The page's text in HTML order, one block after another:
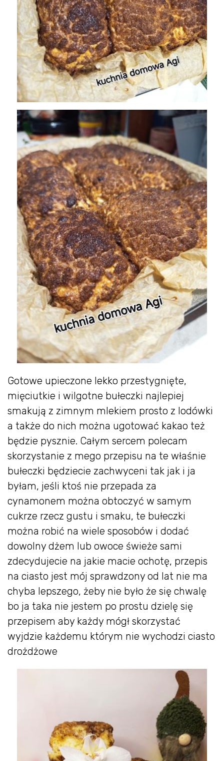
Gotowe upieczone lekko przestygnięte,
mięciutkie i wilgotne bułeczki najlepiej
smakują z zimnym mlekiem prosto z lodówki
a także do nich można ugotować kakao też
będzie pysznie. Całym sercem polecam
skorzystanie z mego przepisu na te właśnie
bułeczki będziecie zachwyceni tak jak i ja
byłam, jeśli ktoś nie przepada za
cynamonem można obtoczyć w samym
cukrze rzecz gustu i smaku, te bułeczki
można robić na wiele sposobów i dodać
dowolny dżem lub owoce świeże sami
zdecydujecie na jakie macie ochotę, przepis
na ciasto jest mój sprawdzony od lat nie ma
chyba lepszego, żeby nie było że się chwalę
bo ja taka nie jestem po prostu dzielę się
przepisem aby każdy mógł skorzystać
wyjdzie każdemu którym nie wychodzi ciasto
drożdżowe